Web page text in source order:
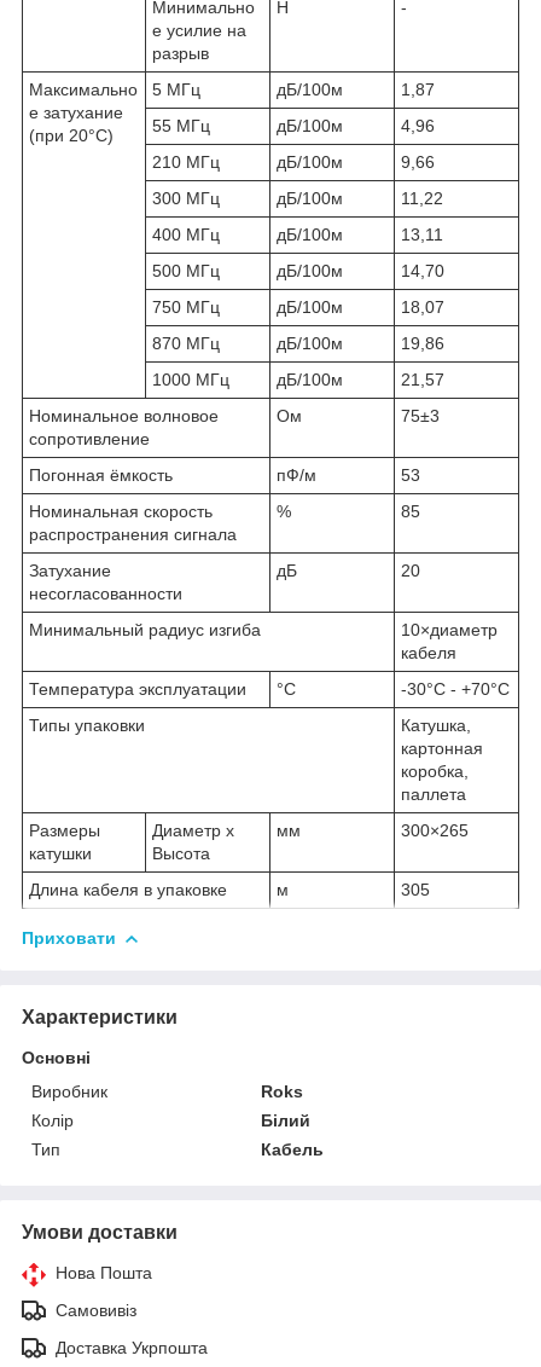
Минимально
е усилие на
разрыв
Н -
Максимально
е затухание
(при 20°C)
5 МГц дБ/100м
1,87
55 МГц
дБ/100м
4,96
210 МГц
дБ/100м
9,66
300 МГц
дБ/100м
11,22
400 МГц
дБ/100м
13,11
500 МГц
дБ/100м
14,70
750 МГц
дБ/100м
18,07
870 МГц
дБ/100м
19,86
1000 МГц
дБ/100м
21,57
Номинальное волновое
сопротивление
Ом 75±3
Погонная ёмкость пФ/м
53
Номинальная скорость
распространения сигнала
% 85
Затухание
несогласованности
дБ 20
Минимальный радиус изгиба
10×диаметр
кабеля
Температура эксплуатации
°C
-30°C - +70°C
Типы упаковки
Катушка,
картонная
коробка,
паллета
Размеры
катушки
Диаметр x
Высота
мм 300×265
Длина кабеля в упаковке м 305
Приховати
Характеристики
Основні
Виробник
Roks
Колір
Білий
Тип
Кабель
Умови доставки
Нова Пошта
Самовивіз
Доставка Укрпошта